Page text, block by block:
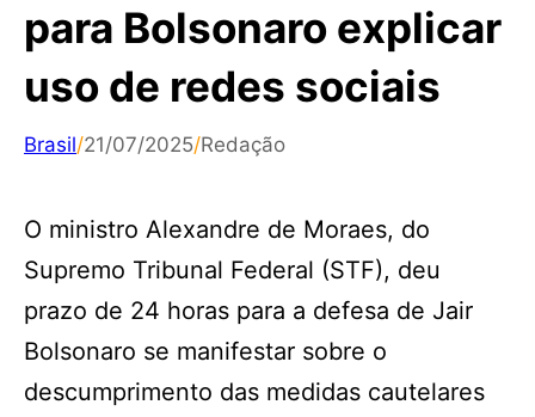
para Bolsonaro explicar
uso de redes sociais
Brasil/21/07/2025/Redação
O ministro Alexandre de Moraes, do
Supremo Tribunal Federal (STF), deu
prazo de 24 horas para a defesa de Jair
Bolsonaro se manifestar sobre o
descumprimento das medidas cautelares